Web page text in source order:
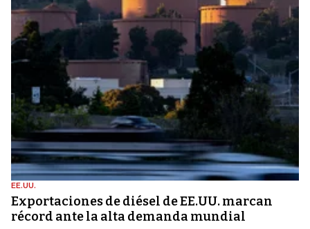
EE.UU.
Exportaciones de diésel de EE.UU. marcan
récord ante la alta demanda mundial